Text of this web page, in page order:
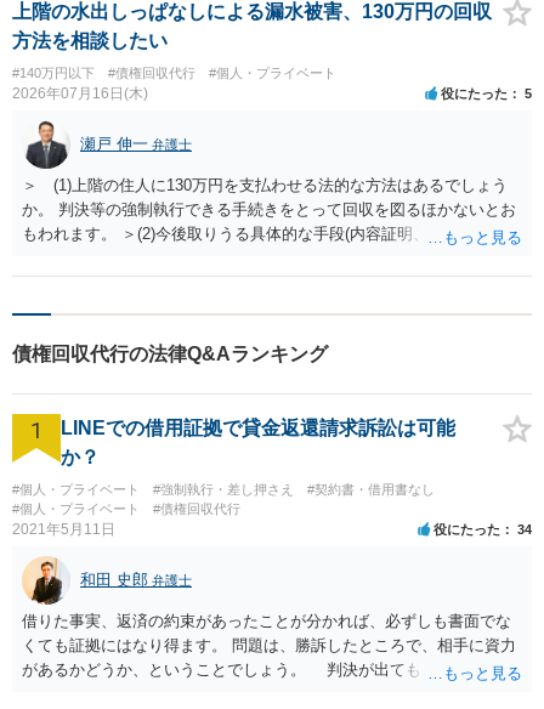
上階の水出しっぱなしによる漏水被害、130万円の回収
方法を相談したい
#140万円以下 #債権回収代行 #個人・プライベート
2026年07月16日(木) 役にたった 5
瀬戸 伸一 弁護士
＞ (1)上階の住人に130万円を支払わせる法的な方法はあるでしょう
か。 判決等の強制執行できる手続きをとって回収を図るほかないとお
もわれます。 ＞(2)今後取りうる具体的な手段(内容証明、少額訴訟・
でに請求の意思を伝えているので、内容証明を送っても同様の対応を
す。 支払督促も異議をだされると通常訴訟に移行しますし、相手が応
進め方はどうなるでしょうか。 資力が本当にない人からは強制執行を
しても取れないのであきらめるほかないです。または請求を繰り返し
す。 相手に資力（収入）がないか、勤務先、仕事の内容（自営の場
合）・取引先等の確認を先行して回収の可能性がある場合に、訴訟提
債権回収代行の法律Q&Aランキング
1
LINEでの借用証拠で貸金返還請求訴訟は可能
か？
#個人・プライベート #強制執行・差し押さえ
#契約書・借用書なし
#個人・プライベート
#債権回収代行
2021年5月11日 役にたった 34
和田 史郎 弁護士
借りた事実、返済の約束があったことが分かれば、必ずしも書面でな
くても証拠にはなり得ます。 問題は、勝訴したところで、相手に資力
があるかどうか、ということでしょう。 判決が出ても、無い袖を振